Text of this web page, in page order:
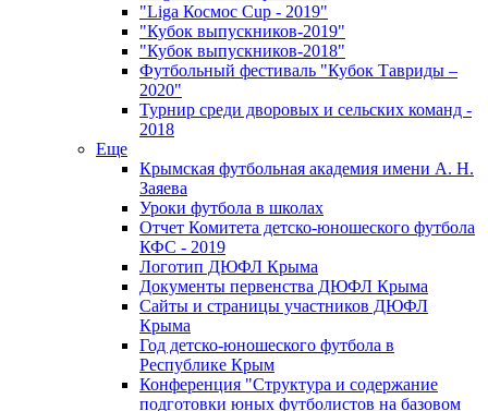
"Liga Космос Cup - 2019"
"Кубок выпускников-2019"
"Кубок выпускников-2018"
Футбольный фестиваль "Кубок Тавриды –
2020"
Турнир среди дворовых и сельских команд -
2018
Еще
Крымская футбольная академия имени А. Н.
Заяева
Уроки футбола в школах
Отчет Комитета детско-юношеского футбола
КФС - 2019
Логотип ДЮФЛ Крыма
Документы первенства ДЮФЛ Крыма
Сайты и страницы участников ДЮФЛ
Крыма
Год детско-юношеского футбола в
Республике Крым
Конференция "Структура и содержание
подготовки юных футболистов на базовом